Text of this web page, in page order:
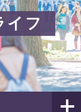
イフ